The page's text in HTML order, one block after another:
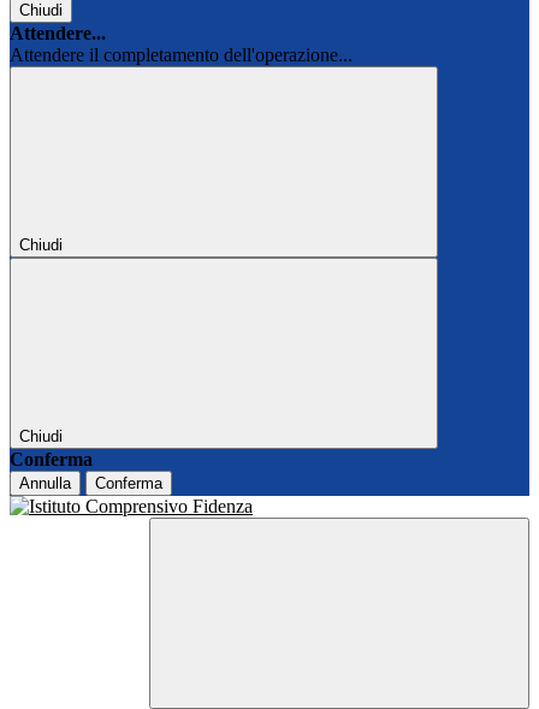
Chiudi
Attendere...
Attendere il completamento dell'operazione...
Chiudi
Chiudi
Conferma
Annulla Conferma